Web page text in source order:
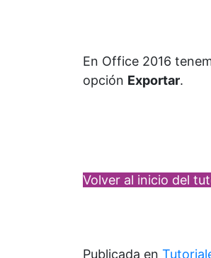
En Office 2016
opción Exportar.
Volver al inicio del
Publicada en